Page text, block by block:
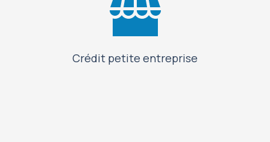
Crédit petite entreprise